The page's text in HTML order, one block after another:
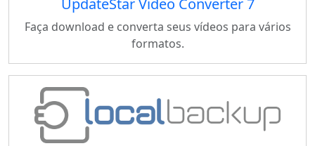
UpdateStar Video Converter 7
Faça download e converta seus vídeos para vários
formatos.